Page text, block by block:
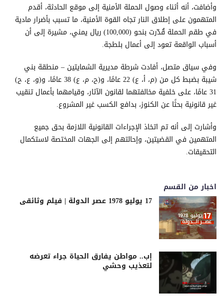
وأضافت، أنه أثناء وصول الحملة الأمنية إلى موقع الحادثة، أقدم
المتهمون على إطلاق النار تجاه القوة الأمنية، ما تسبب بأضرار مادية
في طقم الحملة قُدّرت بنحو (100,000) ريال يمني، مشيرة إلى أن
أسباب الواقعة تعود إلى أعمال بلطجة.
وفي سياق متصل، أفادت شرطة مديرية الشمايتين – منطقة بني
شيبة بضبط كل من (م، أ، ع) 22 عامًا، و(ح، م، ع) 38 عامًا، و(و، ع، ح)
31 عامًا، على خلفية مخالفتهما لقانون الآثار، وقيامهما بأعمال تنقيب
غير قانونية بحثًا عن الكنوز، بدافع الكسب غير المشروع.
وأشارت إلى أنه تم اتخاذ الإجراءات القانونية اللازمة بحق جميع
المتهمين في القضيتين، وإحالتهم إلى الجهات المختصة لاستكمال
التحقيقات.
اخبار من القسم
17 يوليو 1978 عصر الدولة | فيلم وثائقى
إب.. مواطن يفارق الحياة جراء تعرضه
لتعذيب وحشي